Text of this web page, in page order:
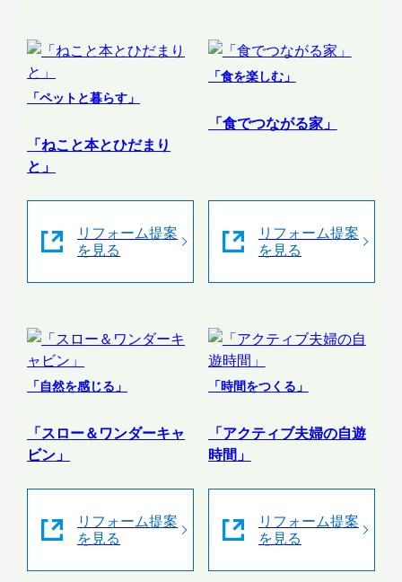
「ペットと暮らす」
「ねこと本とひだまり
と」
リフォーム提案
を見る
「食を楽しむ」
「食でつながる家」
リフォーム提案
を見る
「自然を感じる」
「スロー＆ワンダーキャ
ビン」
リフォーム提案
を見る
「時間をつくる」
「アクティブ夫婦の自遊
時間」
リフォーム提案
を見る